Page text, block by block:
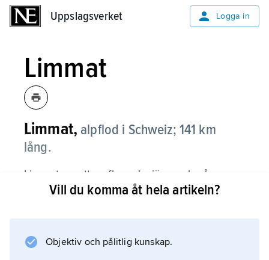
Uppslagsverket Logga in
Limmat
Limmat, alpflod i Schweiz; 141 km
lång.
Limmat avvattnar flera glaciärer och går
genom Zürichsjön och staden Zürich.
3
/s. Limmat har högvatten i maj–juli.
Vill du komma åt hela artikeln?
Objektiv och pålitlig kunskap.